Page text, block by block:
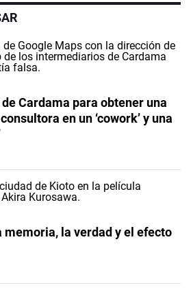
Cardama para obtener una
en un ‘cowork’ y una
memoria, la verdad y el efecto